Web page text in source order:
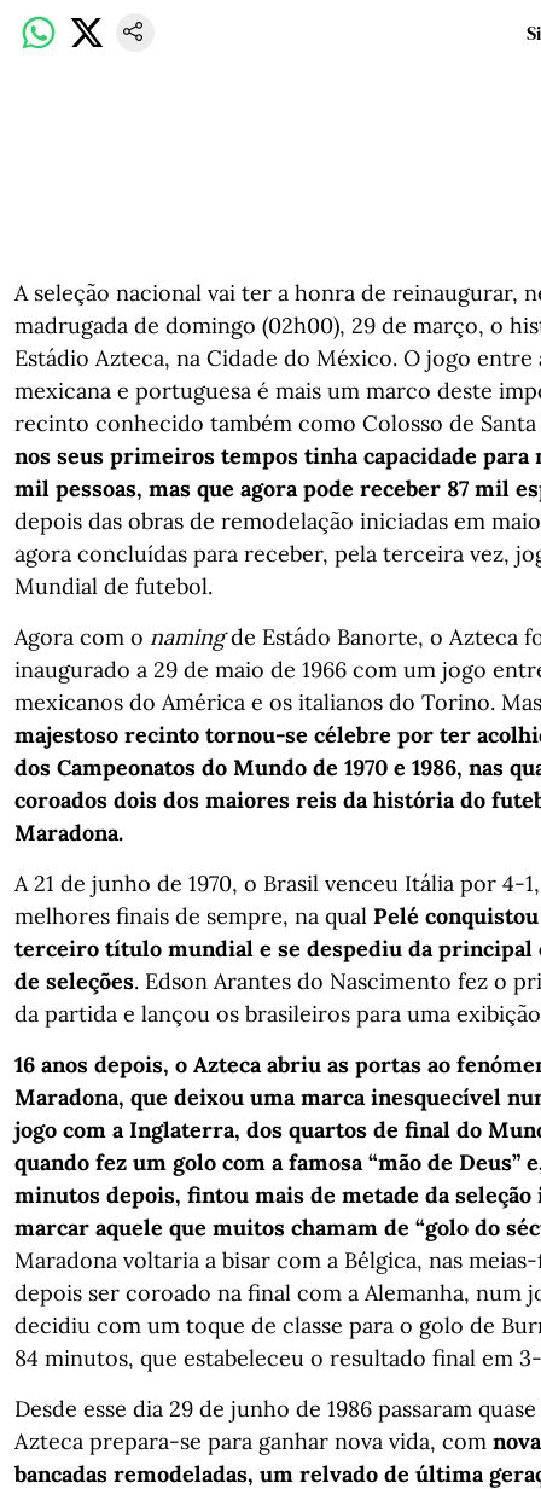
A seleção nacional vai ter a honra de reinaugurar,
madrugada de domingo (02h00), 29 de março, o
Estádio Azteca, na Cidade do México. O jogo entre
mexicana e portuguesa é mais um marco deste
recinto conhecido também como Colosso de
nos seus primeiros tempos tinha capacidade para
mil pessoas, mas que agora pode receber 87 mil
depois das obras de remodelação iniciadas em
agora concluídas para receber, pela terceira vez,
Mundial de futebol.
Agora com o namingde Estádo Banorte, o Azteca
inaugurado a 29 de maio de 1966 com um jogo
mexicanos do América e os italianos do Torino.
majestoso recinto tornou-se célebre por ter
dos Campeonatos do Mundo de 1970 e 1986, nas
coroados dois dos maiores reis da história do
Maradona.
A 21 de junho de 1970, o Brasil venceu Itália por 4-
melhores finais de sempre, na qual Pelé
terceiro título mundial e se despediu da principal
de seleções. Edson Arantes do Nascimento fez o
da partida e lançou os brasileiros para uma
16 anos depois, o Azteca abriu as portas ao
Maradona, que deixou uma marca inesquecível
jogo com a Inglaterra, dos quartos de final do
quando fez um golo com a famosa “mão de Deus”
minutos depois, fintou mais de metade da seleção
marcar aquele que muitos chamam de “golo do
Maradona voltaria a bisar com a Bélgica, nas
depois ser coroado na final com a Alemanha, num
decidiu com um toque de classe para o golo de
84 minutos, que estabeleceu o resultado final em
Desde esse dia 29 de junho de 1986 passaram
Azteca prepara-se para ganhar nova vida, com
bancadas remodeladas, um relvado de última